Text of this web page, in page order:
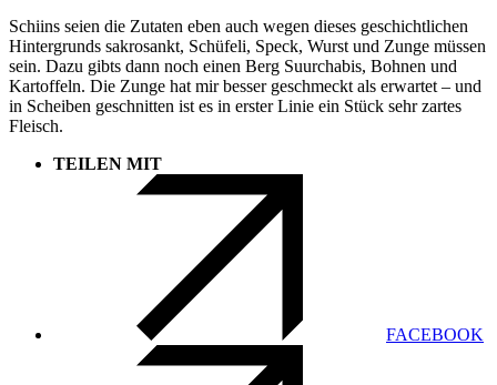
Schiins seien die Zutaten eben auch wegen dieses geschichtlichen
Hintergrunds sakrosankt, Schüfeli, Speck, Wurst und Zunge müssen
sein. Dazu gibts dann noch einen Berg Suurchabis, Bohnen und
Kartoffeln. Die Zunge hat mir besser geschmeckt als erwartet – und
in Scheiben geschnitten ist es in erster Linie ein Stück sehr zartes
Fleisch.
TEILEN MIT
FACEBOOK